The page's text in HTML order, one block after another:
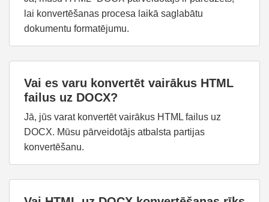
lai konvertēšanas procesa laikā saglabātu
dokumentu formatējumu.
Vai es varu konvertēt vairākus HTML
failus uz DOCX?
Jā, jūs varat konvertēt vairākus HTML failus uz
DOCX. Mūsu pārveidotājs atbalsta partijas
konvertēšanu.